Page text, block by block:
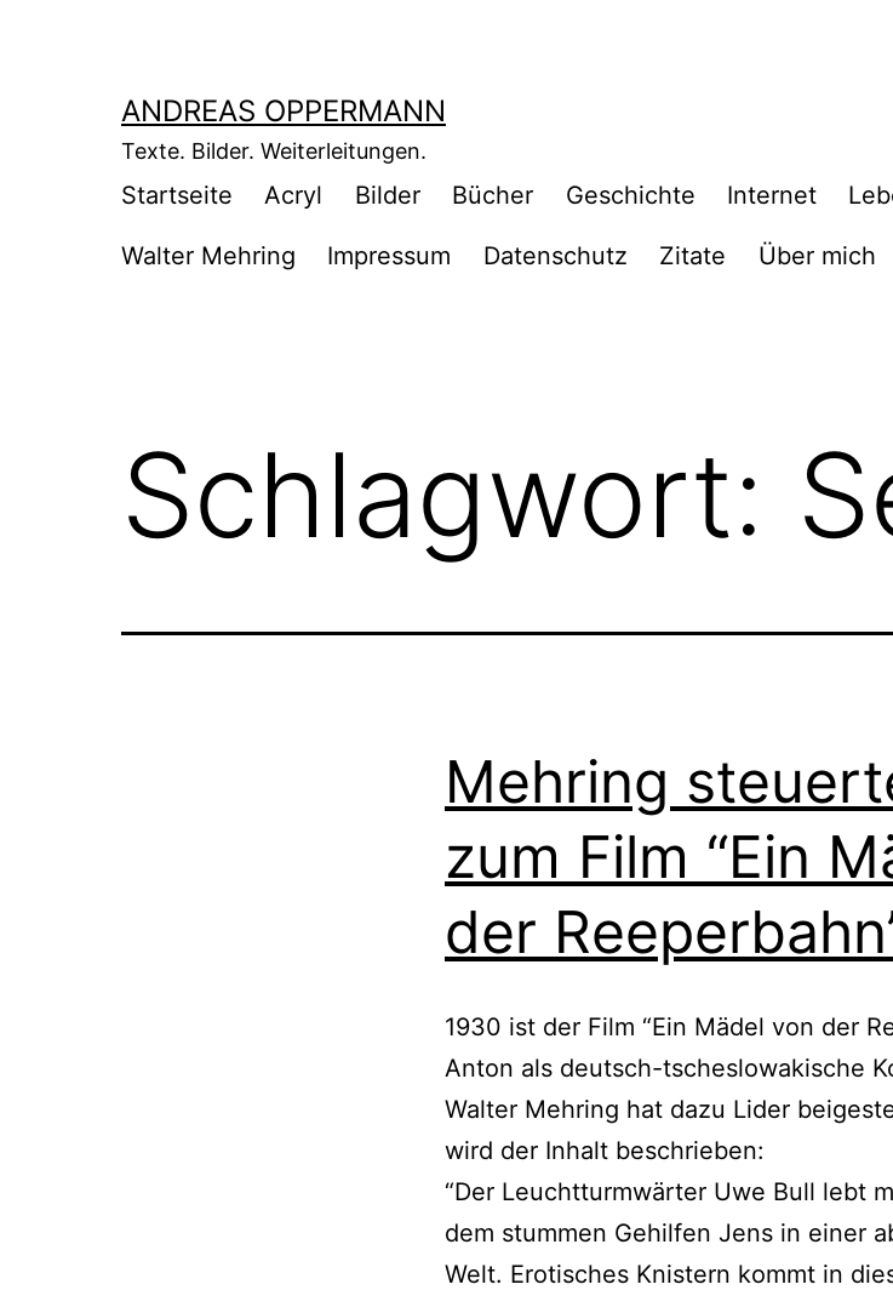
ANDREAS OPPERMANN
Texte. Bilder. Weiterleitungen.
Startseite Acryl Bilder Bücher Geschichte Internet
Walter Mehring Impressum Datenschutz Zitate Über mich
Schlagwort:
Mehring
zum Film “Ein
der
1930 ist der Film “Ein Mädel von der
Anton als deutsch-tscheslowakische
Walter Mehring hat dazu Lider
wird der Inhalt beschrieben:
“Der Leuchtturmwärter Uwe Bull lebt
dem stummen Gehilfen Jens in einer
Welt. Erotisches Knistern kommt in